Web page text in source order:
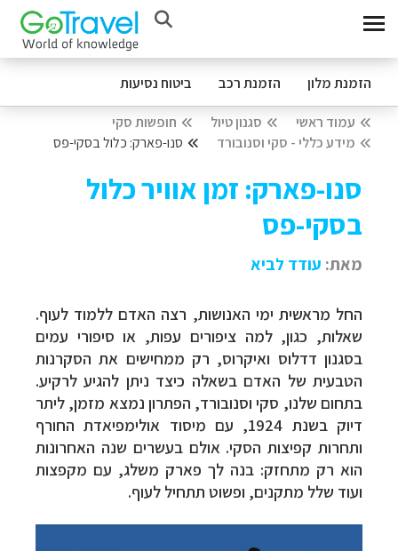
הזמנת מלון הזמנת רכב ביטוח נסיעות
עמוד ראשי סגנון טיול
חופשות סקי
מידע כללי - סקי וסנובורד
סנו-פארק: כלול בסקי-פס
סנו-פארק: זמן אוויר כלול
בסקי-פס
מאת: עודד לביא
החל מראשית ימי האנושות, רצה האדם ללמוד לעוף.
שאלות, כגון, למה ציפורים עפות, או סיפורי עמים
בסגנון דדלוס ואיקרוס, רק ממחישים את הסקרנות
הטבעית של האדם בשאלה כיצד ניתן להגיע לרקיע.
בתחום שלנו, סקי וסנובורד, הפתרון נמצא מזמן, ליתר
דיוק בשנת 1924, עם מיסוד אולימפיאדת החורף
ותחרות קפיצות הסקי. אולם בעשרים שנה האחרונות
הוא רק מתחזק: בנה לך פארק משלג, עם מקפצות
ועוד שלל מתקנים, ופשוט תתחיל לעוף.